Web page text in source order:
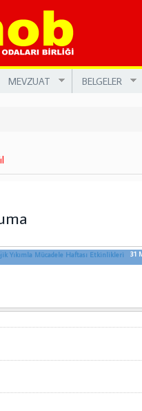
MEVZUAT BELGELER
Yıkımla Mücadele Haftası Etkinlikleri 31